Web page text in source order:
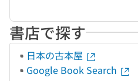
書店で探す
日本の古本屋
Google Book Search